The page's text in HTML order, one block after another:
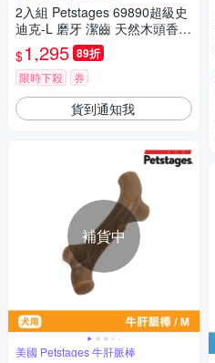
2入組 Petstages 69890超級史
迪克-L 磨牙 潔齒 天然木頭香
狗狗潔牙玩具 狗玩具 全犬適用
$1,295 89折
限時下殺 券
貨到通知我
補貨中
美國 Petstages 牛肝脈棒